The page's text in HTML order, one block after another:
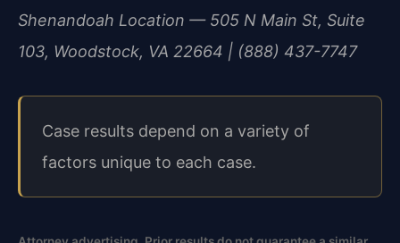
Shenandoah Location — 505 N Main St, Suite
103, Woodstock, VA 22664 | (888) 437-7747
Case results depend on a variety of
factors unique to each case.